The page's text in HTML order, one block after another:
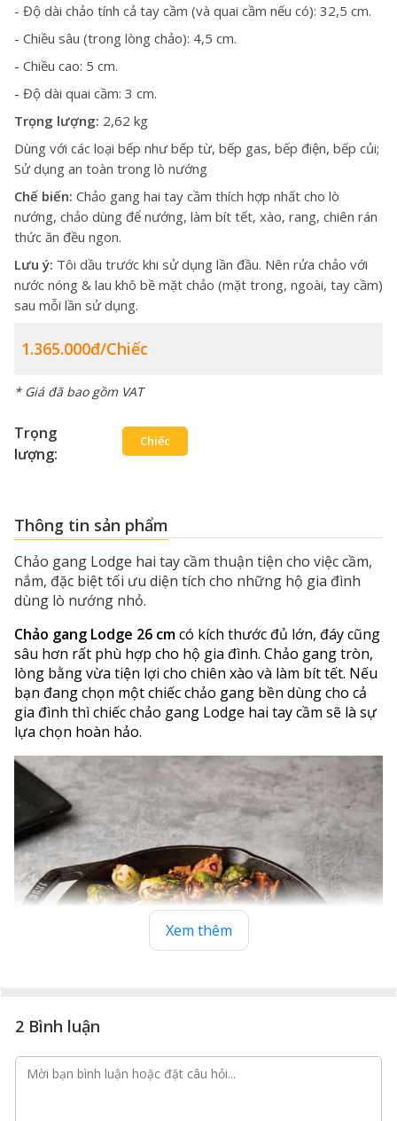
- Độ dài chảo tính cả tay cầm (và quai cầm nếu có): 32,5 cm.
- Chiều sâu (trong lòng chảo): 4,5 cm.
- Chiều cao: 5 cm.
- Độ dài quai cầm: 3 cm.
Trọng lượng: 2,62 kg
Dùng với các loại bếp như bếp từ, bếp gas, bếp điện, bếp củi;
Sử dụng an toàn trong lò nướng
Chế biến: Chảo gang hai tay cầm thích hợp nhất cho lò
nướng, chảo dùng để nướng, làm bít tết, xào, rang, chiên rán
thức ăn đều ngon.
Lưu ý: Tôi dầu trước khi sử dụng lần đầu. Nên rửa chảo với
nước nóng & lau khô bề mặt chảo (mặt trong, ngoài, tay cầm)
sau mỗi lần sử dụng.
1.365.000đ/chiếc
* Giá đã bao gồm VAT
Trọng
lượng:
Chiếc
Thông tin sản phẩm
Chảo gang Lodge hai tay cầm thuận tiện cho việc cầm,
nắm, đặc biệt tối ưu diện tích cho những hộ gia đình
dùng lò nướng nhỏ.
Chảo gang Lodge 26 cmcó kích thước đủ lớn, đáy cũng
sâu hơn rất phù hợp cho hộ gia đình. Chảo gang tròn,
lòng bằng vừa tiện lợi cho chiên xào và làm bít tết. Nếu
bạn đang chọn một chiếc chảo gang bền dùng cho cả
gia đình thì chiếc chảo gang Lodge hai tay cầm sẽ là sự
lựa chọn hoàn hảo.
Xem thêm
2 Bình luận